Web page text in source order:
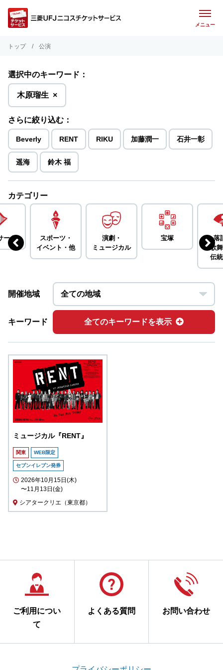
メニュー
トップ 公演
選択中のキーワード：
木原瑠生 を
削
除
×
さらに絞り込む：
Beverly RENT RIKU 加藤潤一 石井一彰
遥海 鈴木 福
カテゴリー
ート
スポーツ・
イベント・ 他
演劇・
ミュージカル
宝塚
落
歌
伝
開催地域
キーワード 全てのキーワードを表示
ミュージカル『RENT』
関東 WEB限定
セブンイレブン発券
2026年10月15日(木)
〜11月13日(金)
シアタークリエ（東京都）
ご利用につい
て
よくある質問 お問い合わせ